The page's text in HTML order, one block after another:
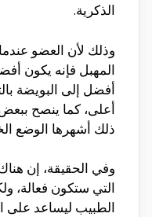
الذكرية.
وذلك لأن العضو
المهبل فإنه يكون
أفضل إلى البويضة
أعلى، كما ينصح
ذلك أشهرها الوضع
وفي الحقيقة، إن
التي ستكون فعالة،
الطبيب ليساعد على